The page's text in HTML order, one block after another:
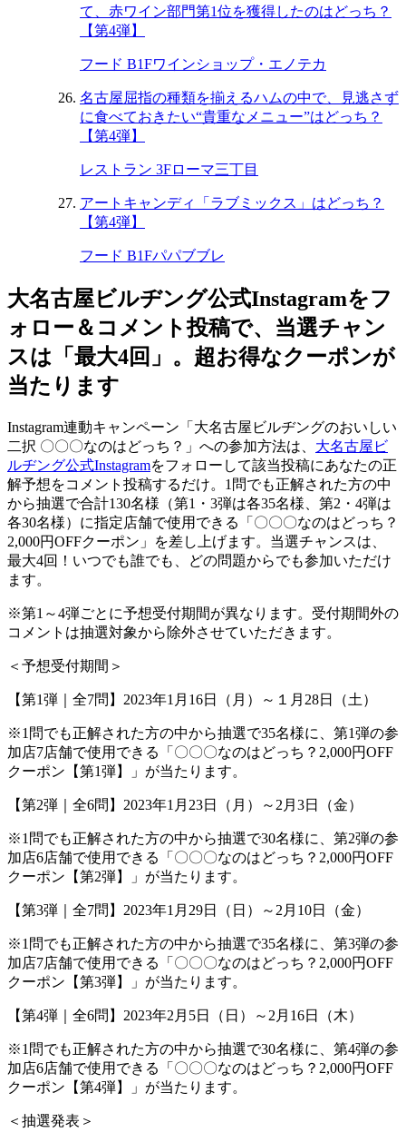
て、赤ワイン部門第1位を獲得したのはどっち？
【第4弾】
フード B1Fワインショップ・エノテカ
名古屋屈指の種類を揃えるハムの中で、見逃さず
に食べておきたい“貴重なメニュー”はどっち？
【第4弾】
レストラン 3Fローマ三丁目
アートキャンディ「ラブミックス」はどっち？
【第4弾】
フード B1Fパパブブレ
大名古屋ビルヂング公式Instagramをフ
ォロー＆コメント投稿で、当選チャン
スは「最大4回」。超お得なクーポンが
当たります
Instagram連動キャンペーン「大名古屋ビルヂングのおいしい
二択 〇〇〇なのはどっち？」への参加方法は、 大名古屋ビ
ルヂング公式Instagramをフォローして該当投稿にあなたの正
解予想をコメント投稿するだけ。 1 問でも正解された方の中
から抽選で合計130名様（第1 ・ 3弾は各35名様、第2 ・ 4弾は
各30名様）に指定店舗で使用できる「〇〇〇なのはどっち？
2,000円OFFクーポン」を差し上げます。当選チャンスは、
最大4回！いつでも誰でも、どの問題からでも参加いただけ
ます。
※第1 ～4弾ごとに予想受付期間が異なります。受付期間外の
コメントは抽選対象から除外させていただきます。
＜予想受付期間＞
【第1弾｜全7問】 2023年1 月 16日（月）～１月 28日（土）
※1 問でも正解された方の中から抽選で35名様に、第1弾の参
加店7店舗で使用できる「〇〇〇なのはどっち？ 2,000円OFF
クーポン【第1弾】」が当たります。
【第2弾｜全6問】 2023年1 月 23日（月）～ 2 月 3日（金）
※1 問でも正解された方の中から抽選で30名様に、第2弾の参
加店6店舗で使用できる「〇〇〇なのはどっち？ 2,000円OFF
クーポン【第2弾】」が当たります。
【第3弾｜全7問】 2023年1 月 29日（日）～ 2 月 10日（金）
※1 問でも正解された方の中から抽選で35名様に、第3弾の参
加店7店舗で使用できる「〇〇〇なのはどっち？ 2,000円OFF
クーポン【第3弾】」が当たります。
【第4弾｜全6問】 2023年2 月 5日（日）～ 2 月 16日（木）
※1 問でも正解された方の中から抽選で30名様に、第4弾の参
加店6店舗で使用できる「〇〇〇なのはどっち？ 2,000円OFF
クーポン【第4弾】」が当たります。
＜抽選発表＞